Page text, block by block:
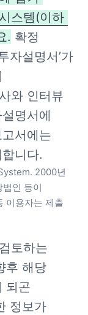
스템(이하
. 확정
자설명서’가
와 인터뷰
명서에
서에는
2000년
인 등이
이용자는 제출
토하는
후 해당
되곤
정보가